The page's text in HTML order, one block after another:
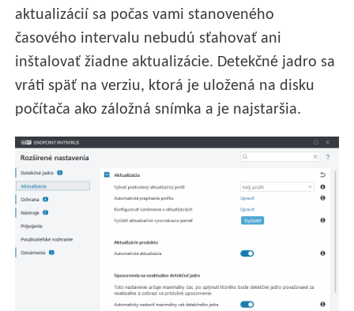
aktualizácií sa počas vami stanoveného
časového intervalu nebudú sťahovať ani
inštalovať žiadne aktualizácie. Detekčné jadro sa
vráti späť na verziu, ktorá je uložená na disku
počítača ako záložná snímka a je najstaršia.